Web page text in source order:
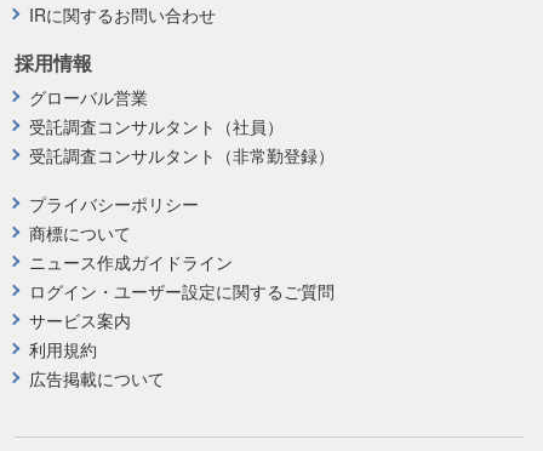
プライバシーポリシー
商標について
ニュース作成ガイドライン
ログイン・ユーザー設定に関するご質問
サービス案内
利用規約
広告掲載について
採用情報
グローバル営業
受託調査コンサルタント（社員）
受託調査コンサルタント（非常勤登録）
IRに関するお問い合わせ